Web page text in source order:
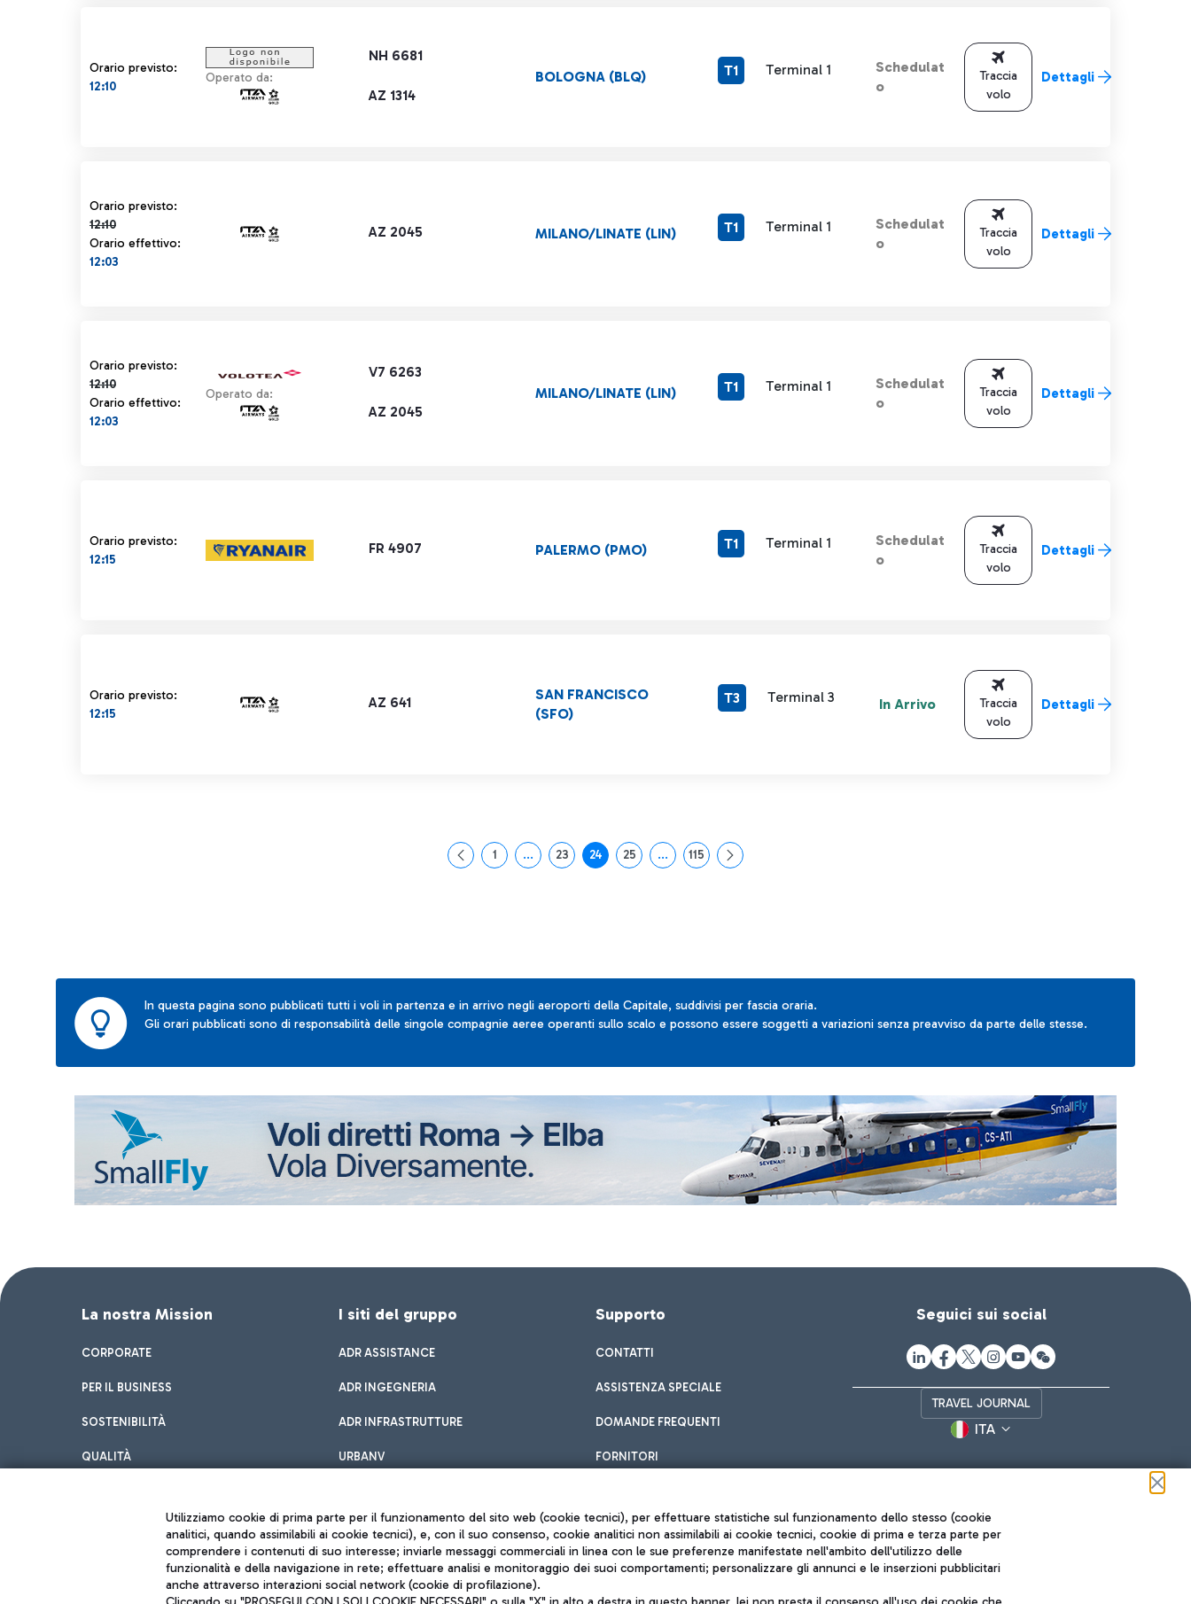
Orario previsto:
12:10
NH 6681
Operato da:
AZ 1314
BOLOGNA (BLQ) T1 Terminal 1
Schedulat
o
Traccia
volo
Dettagli
Orario previsto:
12:10
Orario previsto 12:10 barrato
Orario effettivo:
12:03
AZ 2045 MILANO/LINATE (LIN) T1 Terminal 1
Schedulat
o
Traccia
volo
Dettagli
Orario previsto:
12:10
Orario previsto 12:10 barrato
Orario effettivo:
12:03
V7 6263
Operato da:
AZ 2045
MILANO/LINATE (LIN) T1 Terminal 1
Schedulat
o
Traccia
volo
Dettagli
Orario previsto:
12:15
FR 4907 PALERMO (PMO) T1 Terminal 1
Schedulat
o
Traccia
volo
Dettagli
Orario previsto:
12:15
AZ 641
SAN FRANCISCO
(SFO)
T3 Terminal 3 In Arrivo
Traccia
volo
Dettagli
Pagina
1 ...Pagine intermedie Use TAB to navigate.
Pagina
23 Pagina
24 Pagina
25 ...Pagine intermedie Use TAB to navigate.
Pagina
115
In questa pagina sono pubblicati tutti i voli in partenza e in arrivo negli aeroporti della Capitale, suddivisi per fascia oraria.
Gli orari pubblicati sono di responsabilità delle singole compagnie aeree operanti sullo scalo e possono essere soggetti a variazioni senza preavviso da parte delle stesse.
La nostra Mission
CORPORATE
PER IL BUSINESS
SOSTENIBILITÀ
QUALITÀ
I siti del gruppo
ADR ASSISTANCE
ADR INGEGNERIA
ADR INFRASTRUTTURE
URBANV
Supporto
CONTATTI
ASSISTENZA SPECIALE
DOMANDE FREQUENTI
FORNITORI
Seguici sui social
TRAVEL JOURNAL
ITA
Utilizziamo cookie di prima parte per il funzionamento del sito web (cookie tecnici), per effettuare statistiche sul funzionamento dello stesso (cookie
analitici, quando assimilabili ai cookie tecnici), e, con il suo consenso, cookie analitici non assimilabili ai cookie tecnici, cookie di prima e terza parte per
comprendere i contenuti di suo interesse; inviarle messaggi commerciali in linea con le sue preferenze manifestate nell'ambito dell'utilizzo delle
funzionalità e della navigazione in rete; effettuare analisi e monitoraggio dei suoi comportamenti; personalizzare gli annunci e le inserzioni pubblicitari
anche attraverso interazioni social network (cookie di profilazione).